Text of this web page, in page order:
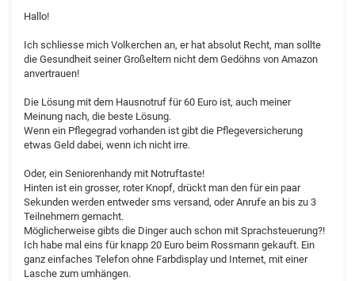
Hallo!
Ich schliesse mich Volkerchen an, er hat absolut Recht, man sollte
die Gesundheit seiner Großeltern nicht dem Gedöhns von Amazon
anvertrauen!
Die Lösung mit dem Hausnotruf für 60 Euro ist, auch meiner
Meinung nach, die beste Lösung.
Wenn ein Pflegegrad vorhanden ist gibt die Pflegeversicherung
etwas Geld dabei, wenn ich nicht irre.
Oder, ein Seniorenhandy mit Notruftaste!
Hinten ist ein grosser, roter Knopf, drückt man den für ein paar
Sekunden werden entweder sms versand, oder Anrufe an bis zu 3
Teilnehmern gemacht.
Möglicherweise gibts die Dinger auch schon mit Sprachsteuerung?!
Ich habe mal eins für knapp 20 Euro beim Rossmann gekauft. Ein
ganz einfaches Telefon ohne Farbdisplay und Internet, mit einer
Lasche zum umhängen.